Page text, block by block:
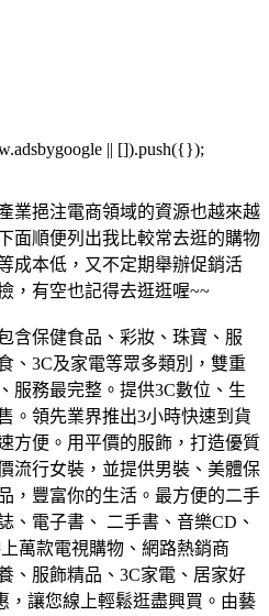
|| []).push({});
業挹注電商領域的資源也越來越
面順便列出我比較常去逛的購物
成本低，又不定期舉辦促銷活
，有空也記得去逛逛喔~~
含保健食品、彩妝、珠寶、服
、3C及家電等眾多類別，雙重
服務最完整。 提供3C數位、生
。領先業界推出3小時快速到貨
方便。 用平價的服飾，打造優質
流行女裝，並提供男裝、美體保
，豐富你的生活。 最方便的二手
、電子書、 二手書、音樂CD、
萬款電視購物、網路熱銷商
、服飾精品、3C家電、居家好
讓您線上輕鬆逛盡興買。 由藝